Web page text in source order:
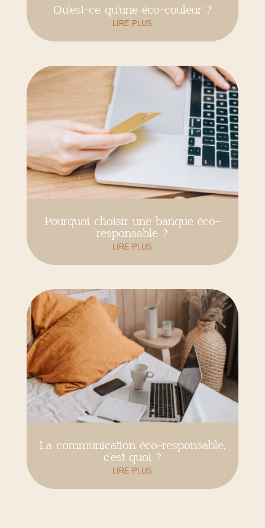
Qu’est-ce qu’une éco-couleur ?
LIRE PLUS
Pourquoi choisir une banque éco-
responsable ?
LIRE PLUS
La communication éco-responsable,
c’est quoi ?
LIRE PLUS